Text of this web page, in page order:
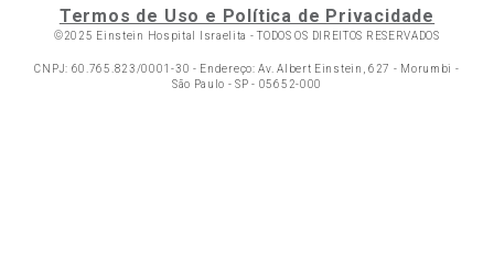
Termos de Uso e Política de Privacidade
©2025 Einstein Hospital Israelita -TODOS OS DIREITOS RESERVADOS
CNPJ: 60.765.823/0001-30 - Endereço: Av. Albert Einstein, 627 - Morumbi -
São Paulo - SP - 05652-000